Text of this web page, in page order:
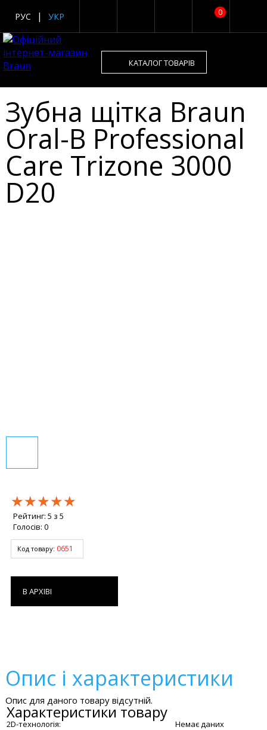
0
РУС УКР
КАТАЛОГ ТОВАРІВ
Зубна щітка Braun
Oral-B Professional
Care Trizone 3000
D20
★★★★★
★★★★★
★★★★★
Рейтинг: 5 з 5
Голосів: 0
Код товару: 0651
В АРХІВІ
Опис і характеристики
Опис для даного товару відсутній.
Характеристики товару
2D-технологія:
Немає даних